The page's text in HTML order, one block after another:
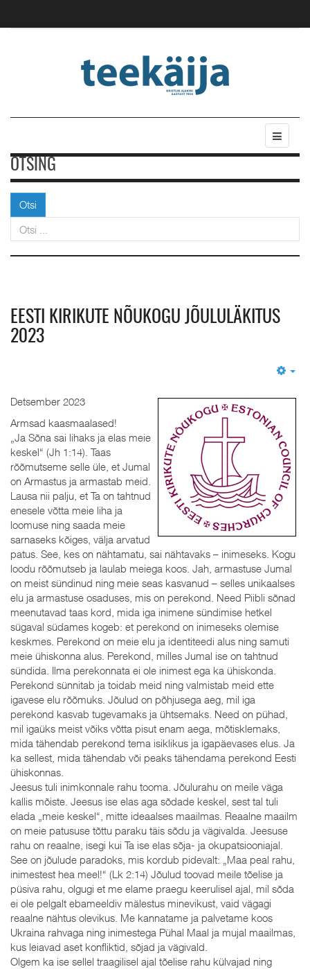
OTSING
Otsi
EESTI KIRIKUTE NÕUKOGU JÕULULÄKITUS
2023
Detsember 2023
Armsad kaasmaalased!
„Ja Sõna sai lihaks ja elas meie
keskel“ (Jh 1:14). Taas
rõõmutseme selle üle, et Jumal
on Armastus ja armastab meid.
Lausa nii palju, et Ta on tahtnud
enesele võtta meie liha ja
loomuse ning saada meie
sarnaseks kõiges, välja arvatud
patus. See, kes on nähtamatu, sai nähtavaks – inimeseks. Kogu
loodu rõõmutseb ja laulab meiega koos. Jah, armastuse Jumal
on meist sündinud ning meie seas kasvanud – selles unikaalses
elu ja armastuse osaduses, mis on perekond. Need Piibli sõnad
meenutavad taas kord, mida iga inimene sündimise hetkel
sügaval südames kogeb: et perekond on inimeseks olemise
keskmes. Perekond on meie elu ja identiteedi alus ning samuti
meie ühiskonna alus. Perekond, milles Jumal ise on tahtnud
sündida. Ilma perekonnata ei ole inimest ega ka ühiskonda.
Perekond sünnitab ja toidab meid ning valmistab meid ette
igavese elu rõõmuks. Jõulud on põhjusega aeg, mil iga
perekond kasvab tugevamaks ja ühtsemaks. Need on pühad,
mil igaüks meist võiks võtta pisut enam aega, mõtisklemaks,
mida tähendab perekond tema isiklikus ja igapäevases elus. Ja
ka sellest, mida tähendab või peaks tähendama perekond Eesti
ühiskonnas.
Jeesus tuli inimkonnale rahu tooma. Jõulurahu on meile väga
kallis mõiste. Jeesus ise elas aga sõdade keskel, sest tal tuli
elada „meie keskel“, mitte ideaalses maailmas. Reaalne maailm
on meie patususe tõttu paraku täis sõdu ja vägivalda. Jeesuse
rahu on reaalne, isegi kui Ta ise elas sõja- ja okupatsiooniajal.
See on jõulude paradoks, mis kordub pidevalt: „Maa peal rahu,
inimestest hea meel!“ (Lk 2:14) Jõulud toovad meile tõelise ja
püsiva rahu, olgugi et me elame praegu keerulisel ajal, mil sõda
ei ole pelgalt ebameeldiv mälestus minevikust, vaid vägagi
reaalne nähtus olevikus. Me kannatame ja palvetame koos
Ukraina rahvaga ning inimestega Pühal Maal ja mujal maailmas,
kus leiavad aset konfliktid, sõjad ja vägivald.
Olgem ka ise sellel traagilisel ajal tõelise rahu külvajad ning